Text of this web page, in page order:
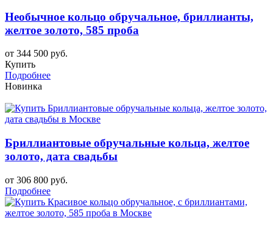
Необычное кольцо обручальное, бриллианты,
желтое золото, 585 проба
от 344 500 руб.
Купить
Подробнее
Новинка
Бриллиантовые обручальные кольца, желтое
золото, дата свадьбы
от 306 800 руб.
Подробнее